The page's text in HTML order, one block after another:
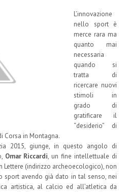
L’innovazione
nello sport è
merce rara ma
quanto mai
necessaria
quando si
tratta di
ricercare nuovi
stimoli in
grado di
gratificare il
“desiderio” di
Corsa in Montagna.
2015, giunge, in questo angolo di
Omar Riccardi, un fine intellettuale di
Lettere (indirizzo archeoecologico), non
avendo già dato in tal senso, nei
artistica, al calcio ed all’atletica da